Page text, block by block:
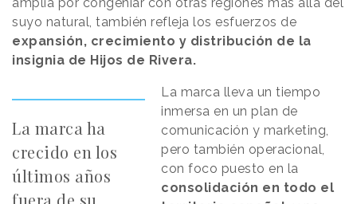
suyo natural, también refleja los esfuerzos de
expansión, crecimiento y distribución de la
insignia de Hijos de Rivera.
La marca ha
crecido en los
últimos años
fuera de su
La marca lleva un tiempo
inmersa en un plan de
comunicación y marketing,
pero también operacional,
con foco puesto en la
consolidación en todo el